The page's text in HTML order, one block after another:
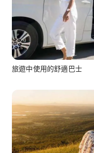
旅遊中使用的舒適巴士